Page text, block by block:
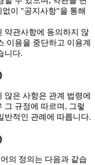
이 "공지사항"을 통해
관사항에 동의하지 않
이용을 중단하고 이용계
니다.
않은 사항은 관계 법령에
그 규정에 따르며, 그렇
반적인 관례에 따릅니다.
의 정의는 다음과 같습